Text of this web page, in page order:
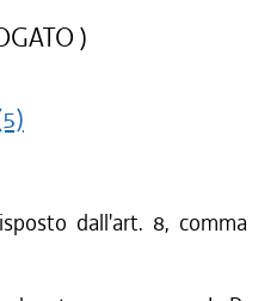
)
dall'art. 8, comma